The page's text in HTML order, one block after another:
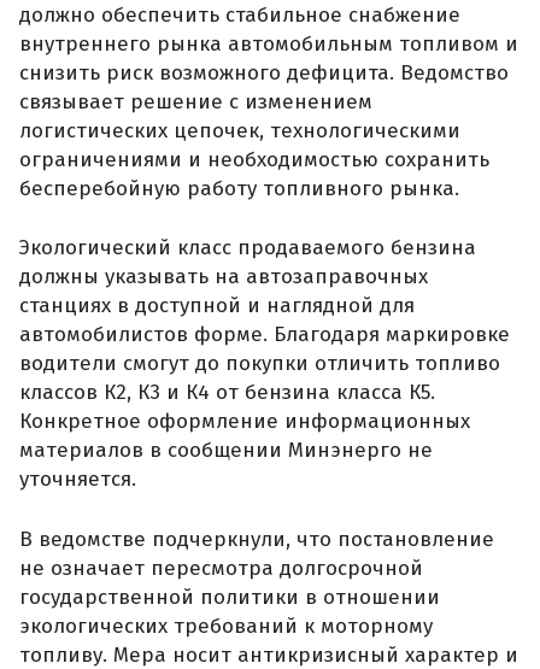
должно обеспечить стабильное снабжение
внутреннего рынка автомобильным топливом и
снизить риск возможного дефицита. Ведомство
связывает решение с изменением
логистических цепочек, технологическими
ограничениями и необходимостью сохранить
бесперебойную работу топливного рынка.
Экологический класс продаваемого бензина
должны указывать на автозаправочных
станциях в доступной и наглядной для
автомобилистов форме. Благодаря маркировке
водители смогут до покупки отличить топливо
классов К2, К3 и К4 от бензина класса К5.
Конкретное оформление информационных
материалов в сообщении Минэнерго не
уточняется.
В ведомстве подчеркнули, что постановление
не означает пересмотра долгосрочной
государственной политики в отношении
экологических требований к моторному
топливу. Мера носит антикризисный характер и